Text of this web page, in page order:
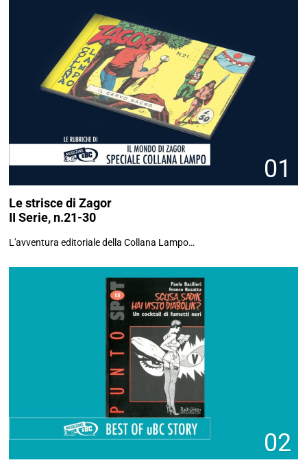
01
Le strisce di Zagor
II Serie, n.21-30
L'avventura editoriale della Collana Lampo…
02